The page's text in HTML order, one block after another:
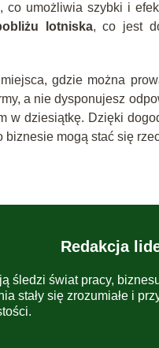
umożliwia szybki i
lotniska, co jest
gdzie można
a nie dysponujesz
w dziesiątkę. Dzięki
mogą stać się
Redakcja
śledzi świat pracy,
stały się zrozumiałe i